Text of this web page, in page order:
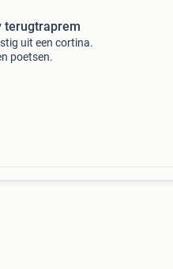
terugtraprem
uit een cortina.
poetsen.